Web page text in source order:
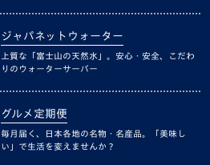
ジャパネットウォーター
上質な「富士山の天然水」。安心・安全、こだわ
りのウォーターサーバー
グルメ定期便
毎月届く、日本各地の名物・名産品。「美味し
い」で生活を変えませんか？